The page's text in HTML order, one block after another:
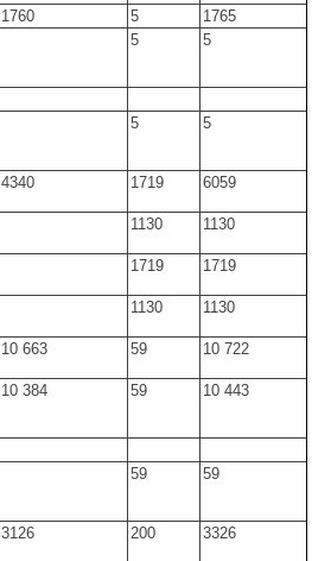
1760 5
1765
5 5
5 5
4340 1719 6059
1130 1130
1719 1719
1130 1130
10 663 59 10 722
10 384 59 10 443
59 59
3126 200 3326